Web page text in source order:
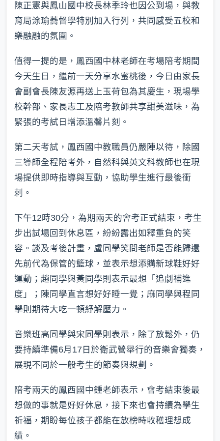
陳正憲與鳳山國中校長林季玲也因公到場，與教
育局涂瑜蕎督學特別加入行列，共同感受五校和
樂融融的氛圍。
值得一提的是，鳳西國中林老師在考場陪考期間
今天生日，繼前一天分享水蜜桃後，今日由家長
會副會長陳友源再送上玉荷包為其慶生，現場學
校幹部、家長志工及陪考教師共享甜美滋味，為
緊張的考試日增添溫馨片刻。
第二天考試，鳳西國中教職員仍嚴陣以待，除國
三導師全程陪考外，自然科與英文科教師也在現
場提供即時指導與互動，協助學生進行最後衝
刺。
下午12時30分，為期兩天的會考正式結束，考生
步出試場回到休息區，紛紛露出如釋重負的笑
容。談及考後計畫，盧同學笑問老師是否能歸還
先前代為保管的籃球，並表示想添購新球鞋好好
運動；趙同學與黃同學則表示最想「追劇補進
度」；陳同學直言想好好睡一覺；麻同學與程同
學則期待大吃一頓紓解壓力。
音樂班高同學與宋同學則表示，除了放鬆外，仍
要持續準備6月17日於衛武營舉行的音樂會獨奏，
展現不同於一般考生的節奏與規劃。
陪考兩天的鳳西國中鍾老師表示，會考結束後最
想做的事就是好好休息，接下來也會持續為學生
祈福，期盼每位孩子都能在放榜時收穫理想成
績。